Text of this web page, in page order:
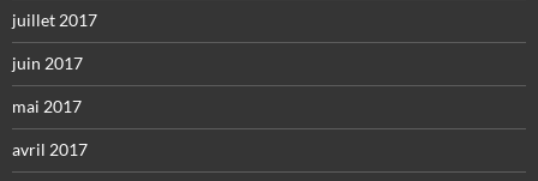
juillet 2017
juin 2017
mai 2017
avril 2017